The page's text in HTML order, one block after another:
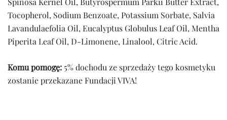
Tocopherol, Sodium Benzoate, Potassium Sorbate, Salvia
Lavandulaefolia Oil, Eucalyptus Globulus Leaf Oil, Mentha
Piperita Leaf Oil, D-Limonene, Linalool, Citric Acid.
Komu pomogę: 5% dochodu ze sprzedaży tego kosmetyku
zostanie przekazane Fundacji VIVA!